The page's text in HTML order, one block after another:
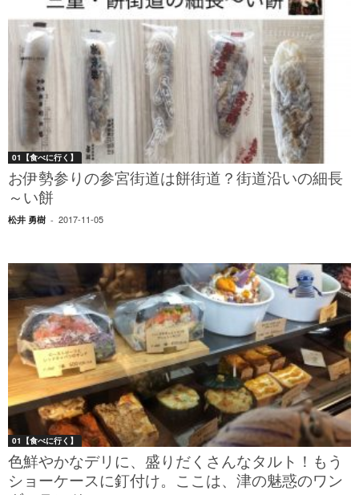
01【食べに行く】
お伊勢参りの参宮街道は餅街道？街道沿いの細長
～い餅
松井 勇樹 - 2017-11-05
01【食べに行く】
色鮮やかなデリに、盛りだくさんなタルト！もう
ショーケースに釘付け。ここは、津の魅惑のワン